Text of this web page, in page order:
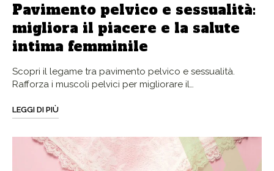
Pavimento pelvico e sessualità:
migliora il piacere e la salute
intima femminile
Scopri il legame tra pavimento pelvico e sessualità.
Rafforza i muscoli pelvici per migliorare il…
LEGGI DI PIÙ